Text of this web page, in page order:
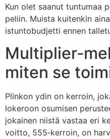
Kun olet saanut tuntumaa
peliin. Muista kuitenkin
istuntobudjetti ennen
miten se
Plinkon ydin on kerroin,
lokeroon osumisen
jokainen niistä vastaa eri
voitto, 555‑kerroin, on